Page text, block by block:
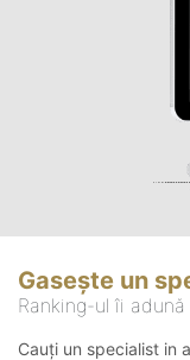
Gasește un
Ranking-ul îi
Cauți un specialist in